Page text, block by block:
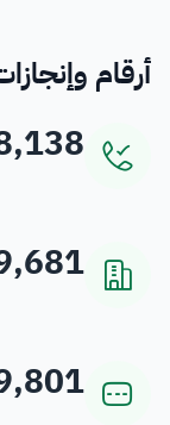
أرقام وإنجازات